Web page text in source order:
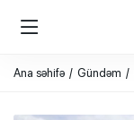
Ana səhifə Gündəm